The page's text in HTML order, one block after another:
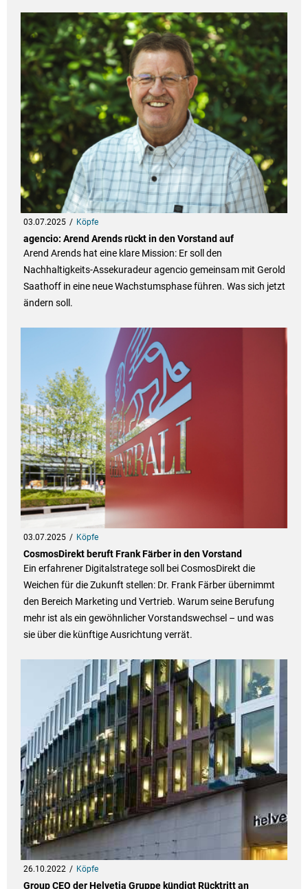
03.07.2025 Köpfe
agencio: Arend Arends rückt in den Vorstand auf
Arend Arends hat eine klare Mission: Er soll den
Nachhaltigkeits-Assekuradeur agencio gemeinsam mit Gerold
Saathoff in eine neue Wachstumsphase führen. Was sich jetzt
ändern soll.
03.07.2025 Köpfe
CosmosDirekt beruft Frank Färber in den Vorstand
Ein erfahrener Digitalstratege soll bei CosmosDirekt die
Weichen für die Zukunft stellen: Dr. Frank Färber übernimmt
den Bereich Marketing und Vertrieb. Warum seine Berufung
mehr ist als ein gewöhnlicher Vorstandswechsel – und was
sie über die künftige Ausrichtung verrät.
26.10.2022 Köpfe
Group CEO der Helvetia Gruppe kündigt Rücktritt an